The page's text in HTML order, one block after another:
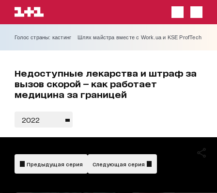
Голос страны: кастинг Шлях майстра вместе с Work.ua и KSE ProfTech
Недоступные лекарства и штраф за
вызов скорой — как работает
медицина за границей
2022
Предыдущая серия Следующая серия